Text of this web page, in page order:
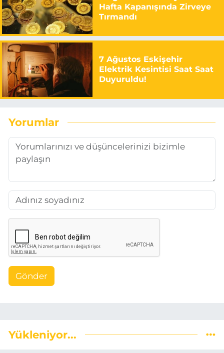
Hafta Kapanışında Zirveye
Tırmandı
7 Ağustos Eskişehir
Elektrik Kesintisi Saat Saat
Duyuruldu!
Yorumlar
Gönder
Yükleniyor...